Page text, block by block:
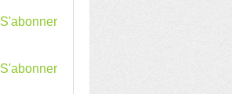
S'abonner
S'abonner